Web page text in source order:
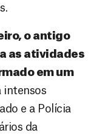
o antigo
as atividades
em um
intensos
e a Polícia
da